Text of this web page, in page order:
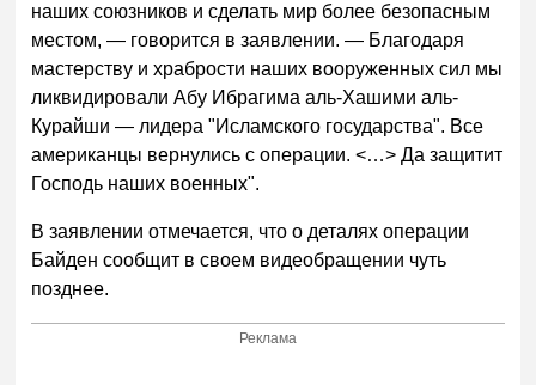
наших союзников и сделать мир более безопасным
местом, — говорится в заявлении. — Благодаря
мастерству и храбрости наших вооруженных сил мы
ликвидировали Абу Ибрагима аль-Хашими аль-
Курайши — лидера "Исламского государства". Все
американцы вернулись с операции. <…> Да защитит
Господь наших военных".
В заявлении отмечается, что о деталях операции
Байден сообщит в своем видеобращении чуть
позднее.
Реклама